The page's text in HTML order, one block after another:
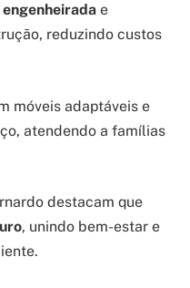
e
reduzindo custos
móveis adaptáveis e
atendendo a famílias
destacam que
, unindo bem-estar e